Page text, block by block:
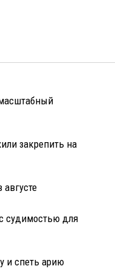
закрепить на
судимостью для
и спеть арию